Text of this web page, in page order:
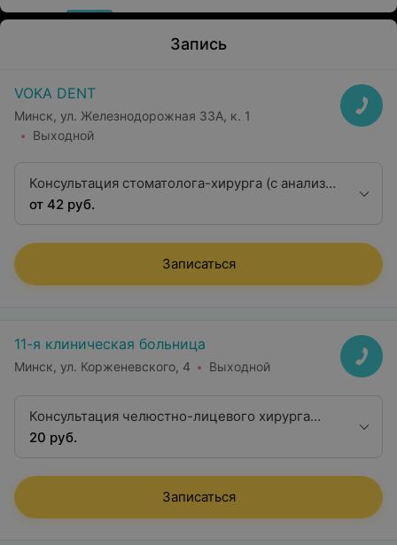
Запись
VOKA DENT
Минск, ул. Железнодорожная 33А, к. 1
Выходной
Консультация стоматолога-хирурга (с анализом
3D-снимка)
от 42 руб.
Записаться
11-я клиническая больница
Минск, ул. Корженевского, 4 Выходной
Консультация челюстно-лицевого хирурга
второй квалификационной категории
20 руб.
Записаться